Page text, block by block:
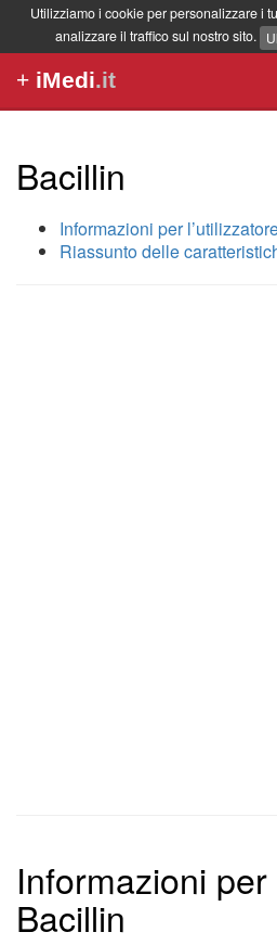
Utilizziamo i cookie per personalizzare i
analizzare il traffico sul nostro sito.
+ iMedi.it
Bacillin
Informazioni per
Riassunto delle
Informazioni per
Bacillin